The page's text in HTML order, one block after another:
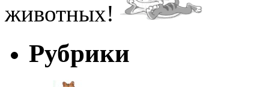
животных!
Рубрики